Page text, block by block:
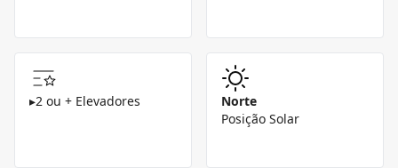
▸2 ou + Elevadores
Norte
Posição Solar